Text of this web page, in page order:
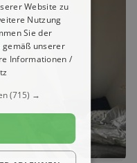
Website zu
Nutzung
Sie der
gemäß unserer
Informationen /
(715) →